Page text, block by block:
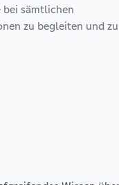
bei sämtlichen
zu begleiten und